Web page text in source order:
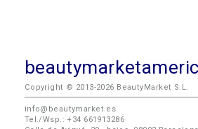
Copyright © 2013-2026 BeautyMarket S.L.
info@beautymarket.es
Tel./Wsp.: +34 661913286